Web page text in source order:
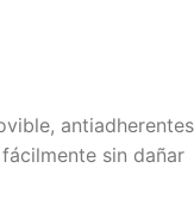
antiadherentes
sin dañar